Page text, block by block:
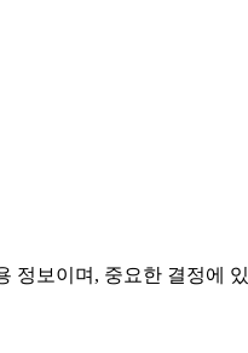
보이며, 중요한 결정에